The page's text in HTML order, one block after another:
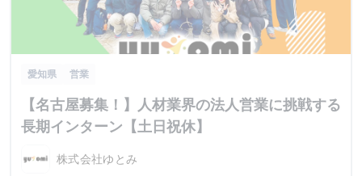
愛知県 営業
【名古屋募集！】人材業界の法人営業に挑戦する
長期インターン【土日祝休】
株式会社ゆとみ